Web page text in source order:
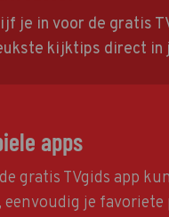
je in voor de gratis
kijktips direct in
apps
gratis TVgids app
eenvoudig je favoriete